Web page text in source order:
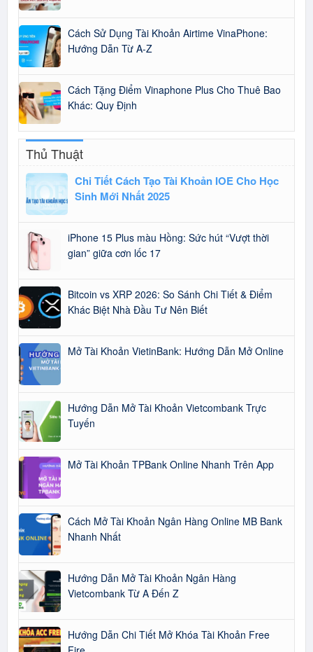
Cách Sử Dụng Tài Khoản Airtime VinaPhone:
Hướng Dẫn Từ A-Z
Cách Tặng Điểm Vinaphone Plus Cho Thuê Bao
Khác: Quy Định
Thủ Thuật
Chi Tiết Cách Tạo Tài Khoản IOE Cho Học
Sinh Mới Nhất 2025
iPhone 15 Plus màu Hồng: Sức hút “Vượt thời
gian” giữa cơn lốc 17
Bitcoin vs XRP 2026: So Sánh Chi Tiết & Điểm
Khác Biệt Nhà Đầu Tư Nên Biết
Mở Tài Khoản VietinBank: Hướng Dẫn Mở Online
Hướng Dẫn Mở Tài Khoản Vietcombank Trực
Tuyến
Mở Tài Khoản TPBank Online Nhanh Trên App
Cách Mở Tài Khoản Ngân Hàng Online MB Bank
Nhanh Nhất
Hướng Dẫn Mở Tài Khoản Ngân Hàng
Vietcombank Từ A Đến Z
Hướng Dẫn Chi Tiết Mở Khóa Tài Khoản Free